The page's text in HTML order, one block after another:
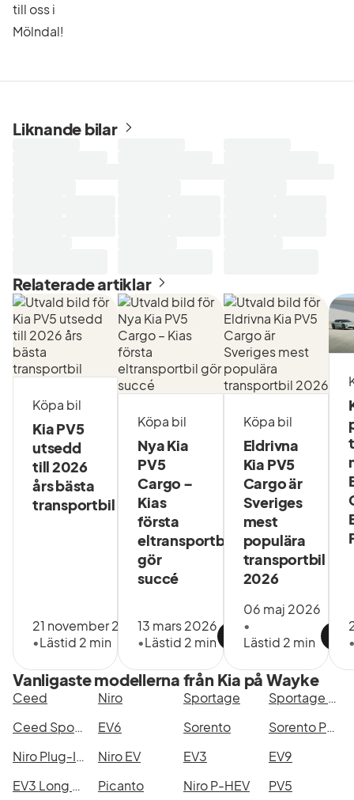
till oss i
Mölndal!
Liknande bilar
Relaterade artiklar
Köpa bil
Kia PV5
utsedd
till 2026
års bästa
transportbil
21 november 2025
•Lästid 2 min
Köpa bil
Nya Kia
PV5
Cargo –
Kias
första
eltransportbil
gör
succé
13 mars 2026
•Lästid 2 min
Köpa bil
Eldrivna
Kia PV5
Cargo är
Sveriges
mest
populära
transportbil
2026
06 maj 2026
•
Lästid 2 min
Vanligaste modellerna från Kia på Wayke
Ceed Niro Sportage
Sportage PHEV
Ceed Sportswagon Plug-in Hybrid
EV6 Sorento
Sorento PHEV
Niro Plug-In-Hybrid
Niro EV EV3
EV9
EV3 Long Range
Picanto Niro P-HEV
PV5